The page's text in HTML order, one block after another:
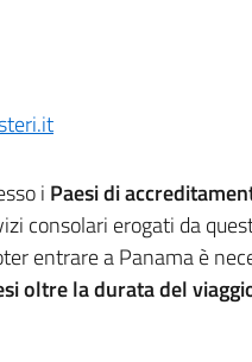
i Paesi di
consolari erogati da
entrare a Panama è
oltre la durata del